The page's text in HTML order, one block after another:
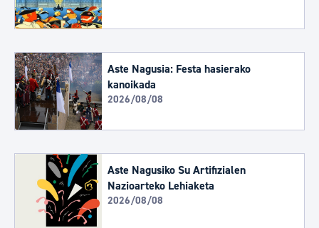
Aste Nagusia: Festa hasierako
kanoikada
2026/08/08
Aste Nagusiko Su Artifizialen
Nazioarteko Lehiaketa
2026/08/08